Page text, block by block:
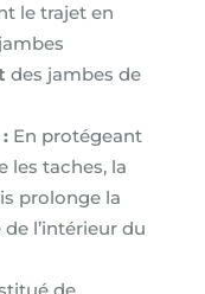
le trajet en
des jambes de
En protégeant
les taches, la
prolonge la
l’intérieur du